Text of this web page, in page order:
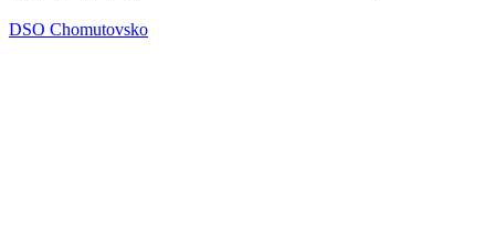
DSO Chomutovsko